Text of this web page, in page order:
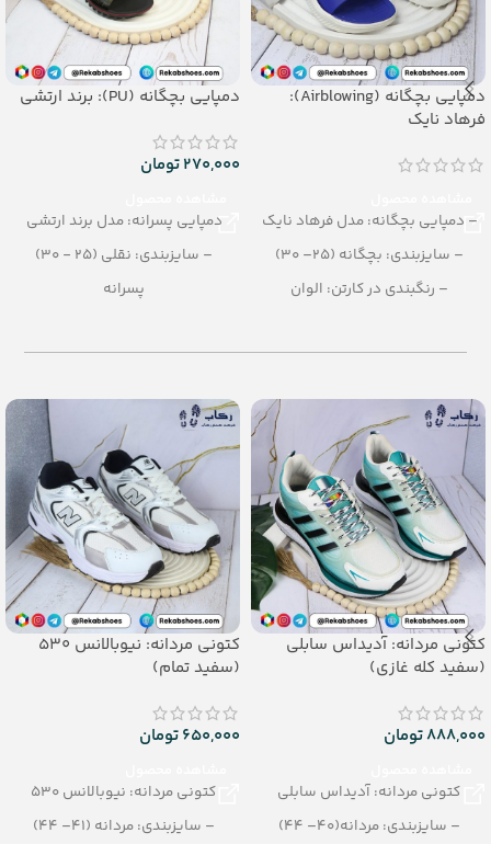
دمپایی بچگانه (Airblowing):
فرهاد نایک
– دمپایی بچگانه: مدل فرهاد نایک
– سایزبندی: بچگانه (25– 30)
– رنگبندی در کارتن: الوان
– جنس: Airblowing
دمپایی بچگانه (PU): برند ارتشی
270,000تومان
دمپایی پسرانه: مدل برند ارتشی
– سایزبندی: نقلی (25 - 30)
پسرانه
– تعداد در کارتن: 36 جفت
کتونی مردانه: آدیداس سابلی
(سفید کله غازی)
888,000تومان
کتونی مردانه: آدیداس سابلی
– سایزبندی: مردانه(40– 44)
کتونی مردانه: نیوبالانس 530
(سفید تمام)
650,000تومان
کتونی مردانه: نیوبالانس 530
– سایزبندی: مردانه (41– 44)